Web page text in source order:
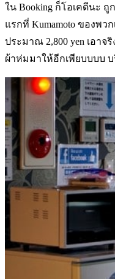
ใน Booking ก็โอเคดีนะ
แรกที่ Kumamoto ของพว
ประมาณ 2,800 yen เอา
ผ้าห่มมาให้อีกเพียบบบบ บ